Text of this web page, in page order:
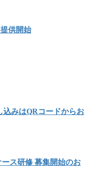
供開始
込みはQRコードからお
ス研修 募集開始のお